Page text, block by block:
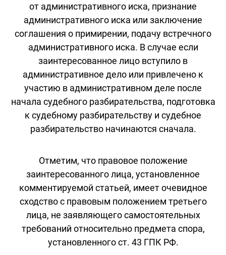
от административного иска, признание
административного иска или заключение
соглашения о примирении, подачу встречного
административного иска. В случае если
заинтересованное лицо вступило в
административное дело или привлечено к
участию в административном деле после
начала судебного разбирательства, подготовка
к судебному разбирательству и судебное
разбирательство начинаются сначала.
Отметим, что правовое положение
заинтересованного лица, установленное
комментируемой статьей, имеет очевидное
сходство с правовым положением третьего
лица, не заявляющего самостоятельных
требований относительно предмета спора,
установленного ст. 43 ГПК РФ.